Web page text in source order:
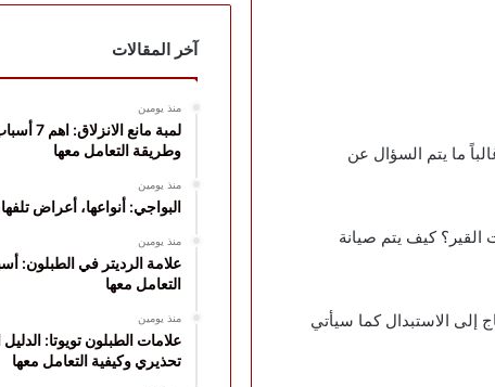
ما يتم السؤال عن
القير؟ كيف يتم صيانة
إلى الاستبدال كما سيأتي
آخر المقالات
منذ يومين
لمبة
وطريقة التعامل معها
منذ يومين
البواجي: أنواعها، أعراض
منذ يومين
علامة الرديتر في الطبلون:
التعامل معها
منذ يومين
تحذيري وكيفية التعامل معها